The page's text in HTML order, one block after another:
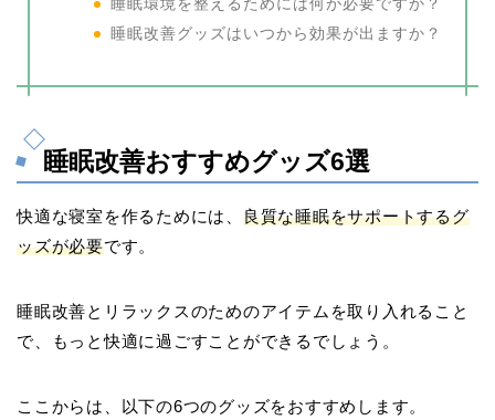
睡眠環境を整えるためには何が必要ですか？
睡眠改善グッズはいつから効果が出ますか？
睡眠改善おすすめグッズ6選
快適な寝室を作るためには、 良質な睡眠をサポートするグ
ッズが必要です。
睡眠改善とリラックスのためのアイテムを取り入れること
で、もっと快適に過ごすことができるでしょう。
ここからは、以下の6つのグッズをおすすめします。